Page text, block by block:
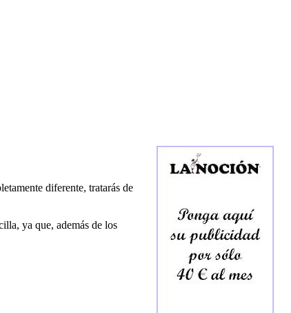
diferente, tratarás de
ya que, además de los